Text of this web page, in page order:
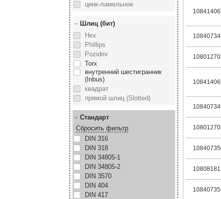
цинк-ламельное
Шлиц (бит)
Hex
Phillips
Pozidriv
Torx
внутренний шестигранник
(Inbus)
квадрат
прямой шлиц (Slotted)
Стандарт
Сбросить фильтр
DIN 316
DIN 318
DIN 34805-1
DIN 34805-2
DIN 3570
DIN 404
DIN 417